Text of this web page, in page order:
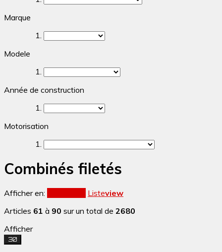
Marque
Modele
Année de construction
Motorisation
Combinés filetés
Afficher en: Listeview
Articles 61 à 90 sur un total de 2680
Afficher
30